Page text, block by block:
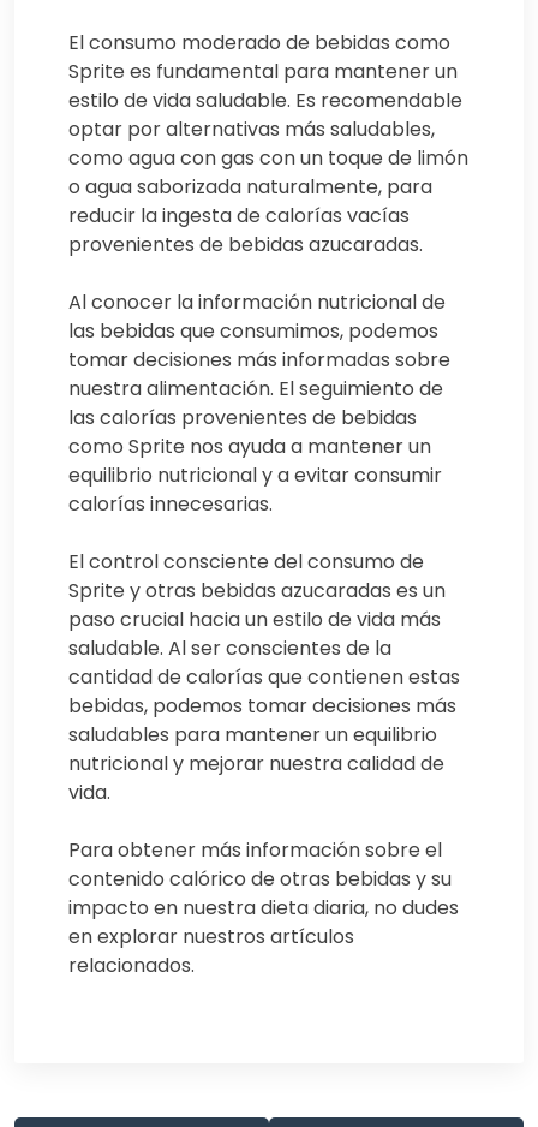
El consumo moderado de bebidas como
Sprite es fundamental para mantener un
estilo de vida saludable. Es recomendable
optar por alternativas más saludables,
como agua con gas con un toque de limón
o agua saborizada naturalmente, para
reducir la ingesta de calorías vacías
provenientes de bebidas azucaradas.
Al conocer la información nutricional de
las bebidas que consumimos, podemos
tomar decisiones más informadas sobre
nuestra alimentación. El seguimiento de
las calorías provenientes de bebidas
como Sprite nos ayuda a mantener un
equilibrio nutricional y a evitar consumir
calorías innecesarias.
El control consciente del consumo de
Sprite y otras bebidas azucaradas es un
paso crucial hacia un estilo de vida más
saludable. Al ser conscientes de la
cantidad de calorías que contienen estas
bebidas, podemos tomar decisiones más
saludables para mantener un equilibrio
nutricional y mejorar nuestra calidad de
vida.
Para obtener más información sobre el
contenido calórico de otras bebidas y su
impacto en nuestra dieta diaria, no dudes
en explorar nuestros artículos
relacionados.